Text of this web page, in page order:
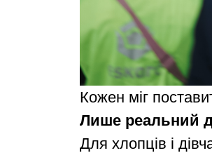
Кожен міг
Лише реальний
Для хлопців і